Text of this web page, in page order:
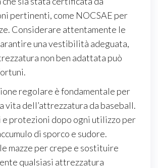
pertinenti, come NOCSAE per
Considerare attentamente le
una vestibilità adeguata,
non ben adattata può
regolare è fondamentale per
vita dell’attrezzatura da baseball.
e protezioni dopo ogni utilizzo per
di sporco e sudore.
mazze per crepe e sostituire
qualsiasi attrezzatura